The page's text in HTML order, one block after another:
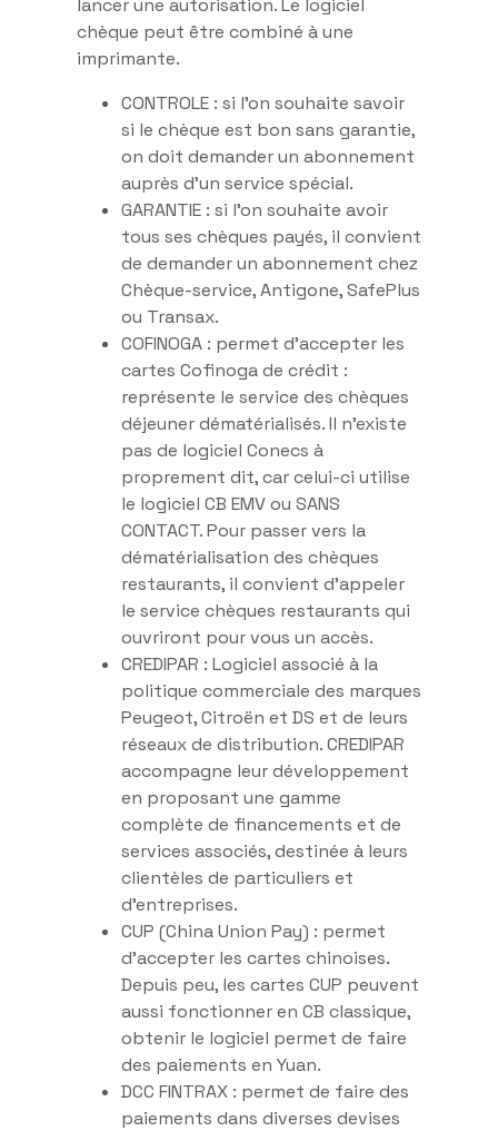
lancer une autorisation. Le logiciel
chèque peut être combiné à une
imprimante.
CONTROLE : si l’on souhaite savoir
si le chèque est bon sans garantie,
on doit demander un abonnement
auprès d’un service spécial.
GARANTIE : si l’on souhaite avoir
tous ses chèques payés, il convient
de demander un abonnement chez
Chèque-service, Antigone, SafePlus
ou Transax.
COFINOGA : permet d’accepter les
cartes Cofinoga de crédit :
représente le service des chèques
déjeuner dématérialisés. Il n’existe
pas de logiciel Conecs à
proprement dit, car celui-ci utilise
le logiciel CB EMV ou SANS
CONTACT. Pour passer vers la
dématérialisation des chèques
restaurants, il convient d’appeler
le service chèques restaurants qui
ouvriront pour vous un accès.
CREDIPAR : Logiciel associé à la
politique commerciale des marques
Peugeot, Citroën et DS et de leurs
réseaux de distribution. CREDIPAR
accompagne leur développement
en proposant une gamme
complète de financements et de
services associés, destinée à leurs
clientèles de particuliers et
d’entreprises.
CUP (China Union Pay) : permet
d’accepter les cartes chinoises.
Depuis peu, les cartes CUP peuvent
aussi fonctionner en CB classique,
obtenir le logiciel permet de faire
des paiements en Yuan.
DCC FINTRAX : permet de faire des
paiements dans diverses devises